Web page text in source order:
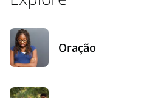
Oração